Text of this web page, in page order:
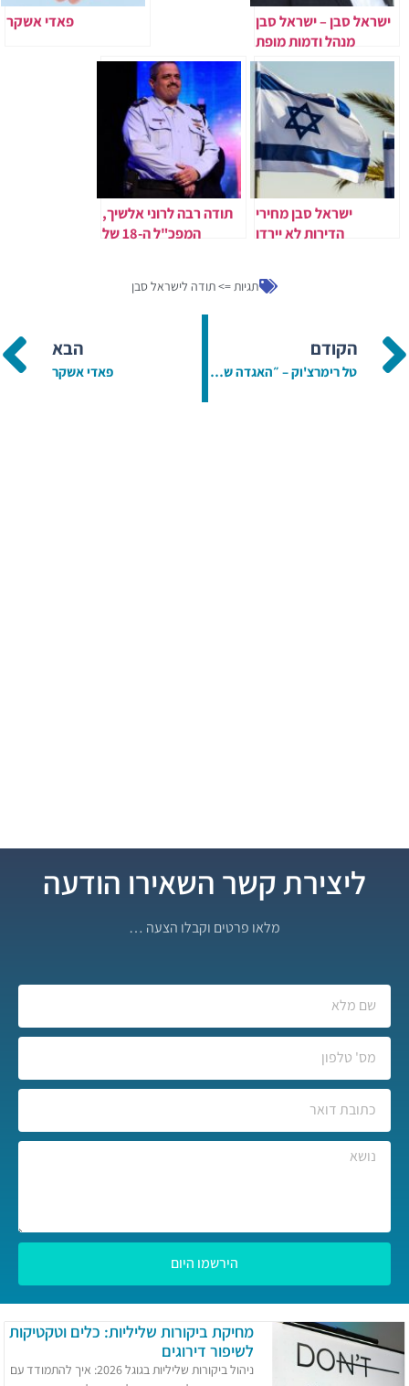
ישראל סבן – ישראל סבן
מנהל ודמות מופת
פאדי אשקר
ישראל סבן מחירי
הדירות לא יירדו
תודה רבה לרוני אלשיך,
המפכ"ל ה-18 של
תגיות =>תודה לישראל סבן
הקודם
טל רימרצ'וק – ״האגדה של זלדה״
הבא
פאדי אשקר
ליצירת קשר השאירו הודעה
מלאו פרטים וקבלו הצעה …
הירשמו היום
מחיקת ביקורות שליליות: כלים וטקטיקות
לשיפור דירוגים
ניהול ביקורות שליליות בגוגל 2026: איך להתמודד עם